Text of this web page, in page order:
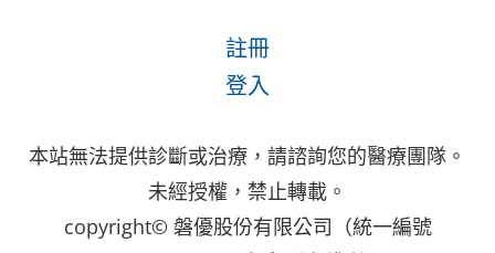
註冊
登入
本站無法提供診斷或治療，請諮詢您的醫療團隊。
未經授權，禁止轉載。
copyright© 磐優股份有限公司（統一編號